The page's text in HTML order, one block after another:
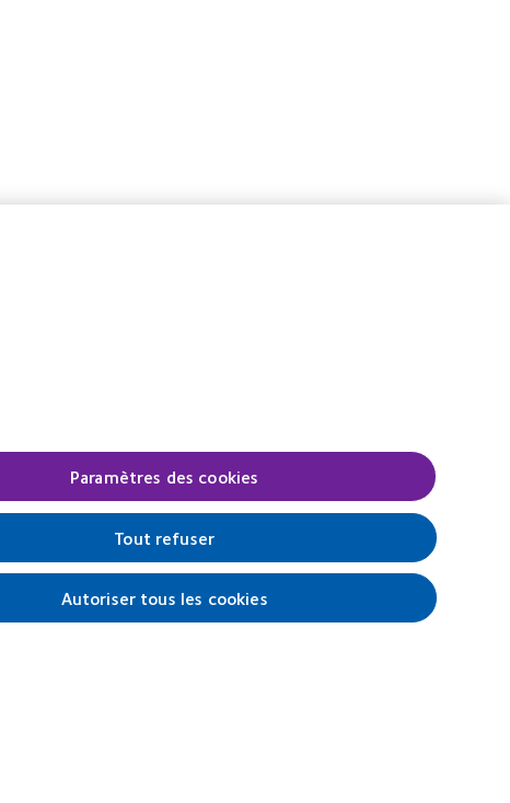
Legal
Politique de confidentialité
Cookies
Conditions d'utilisation
Paramètres des cookies
Tout refuser
Autoriser tous les cookies